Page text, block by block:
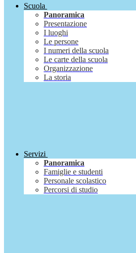
Scuola
Panoramica
Presentazione
I luoghi
Le persone
I numeri della scuola
Le carte della scuola
Organizzazione
La storia
Servizi
Panoramica
Famiglie e studenti
Personale scolastico
Percorsi di studio